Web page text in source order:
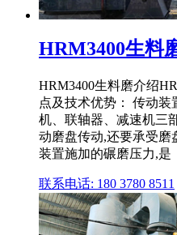
HRM3400生料
HRM3400生料磨介绍
点及技术优势： 传动
机、联轴器、减速机三
动磨盘传动,还要承受磨
装置施加的碾磨压力,是
联系电话: 180 3780 8511